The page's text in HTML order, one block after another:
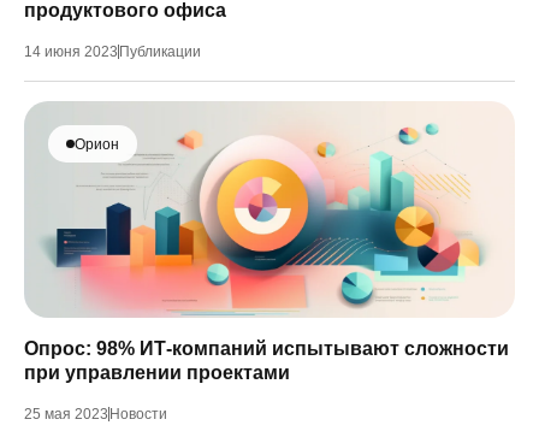
продуктового офиса
14 июня 2023 Публикации
Орион
Опрос: 98% ИТ-компаний испытывают сложности
при управлении проектами
25 мая 2023 Новости